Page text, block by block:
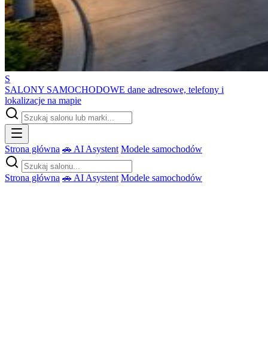
S
SALONY SAMOCHODOWE dane adresowe, telefony i
lokalizacje na mapie
Strona główna 🚗 AI Asystent Modele samochodów
Strona główna 🚗 AI Asystent Modele samochodów